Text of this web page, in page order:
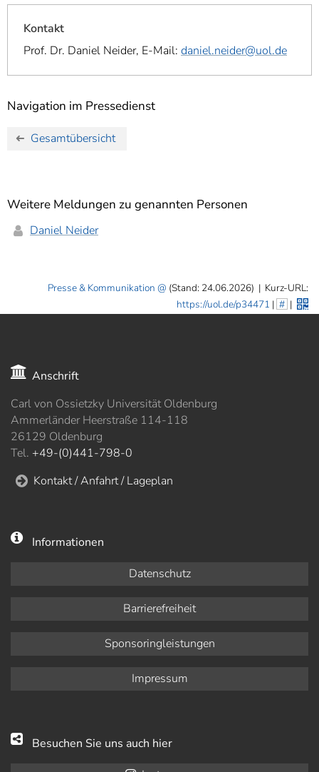
Kontakt
Prof. Dr. Daniel Neider, E-Mail: daniel.neider@uol.de
Navigation im Pressedienst
Gesamtübersicht
Weitere Meldungen zu genannten Personen
Daniel Neider
Presse & Kommunikation (Stand: 24.06.2026) | Kurz-URL:
https://uol.de/p34471 | # |
Anschrift
Carl von Ossietzky Universität Oldenburg
Ammerländer Heerstraße 114-118
26129 Oldenburg
Tel. +49-(0)441-798-0
Kontakt / Anfahrt / Lageplan
Informationen
Datenschutz
Barrierefreiheit
Sponsoringleistungen
Impressum
Besuchen Sie uns auch hier